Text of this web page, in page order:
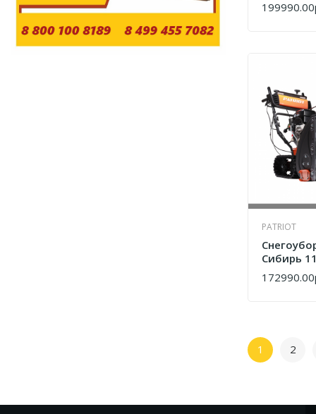
КУПИТЬ
PATRIOT
Сибирь
426107110
КУПИТЬ
1 2